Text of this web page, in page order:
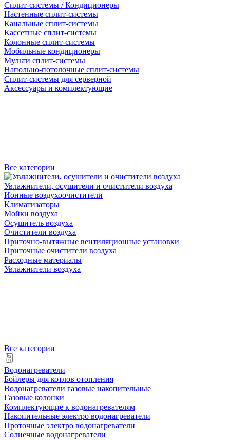
Сплит-системы / Кондиционеры
Настенные сплит-системы
Канальные сплит-системы
Кассетные сплит-системы
Колонные сплит-системы
Мобильные кондиционеры
Мульти сплит-системы
Напольно-потолочные сплит-системы
Сплит-системы для серверной
Аксессуары и комплектующие
Все категории
Увлажнители, осушители и очистители воздуха
Ионные воздухоочистители
Климатизаторы
Мойки воздуха
Осушитель воздуха
Очистители воздуха
Приточно-вытяжные вентиляционные установки
Приточные очистители воздуха
Расходные материалы
Увлажнители воздуха
Все категории
Водонагреватели
Бойлеры для котлов отопления
Водонагреватели газовые накопительные
Газовые колонки
Комплектующие к водонагревателям
Накопительные электро водонагреватели
Проточные электро водонагреватели
Солнечные водонагреватели